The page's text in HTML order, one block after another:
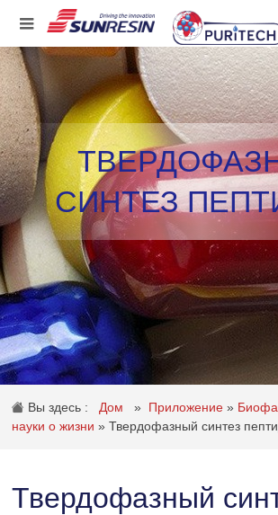
КОМПАНИЯ
ПРОДУКТ
ПРИЛОЖЕНИЕ
ИНВЕСТОРЫ
НОВОСТИ
КАРЬЕРА
КОНТАКТ
СИНТЕЗ
Вы здесь : Дом » Приложение»
науки о жизни»Твердофазный синтез
Твердофазный